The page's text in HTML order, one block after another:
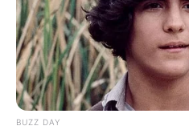
BUZZ DAY